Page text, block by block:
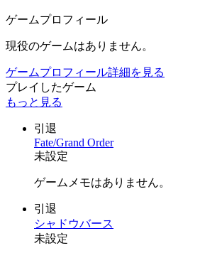
ゲームプロフィール
現役のゲームはありません。
ゲームプロフィール詳細を見る
プレイしたゲーム
もっと見る
引退
Fate/Grand Order
未設定
ゲームメモはありません。
引退
シャドウバース
未設定